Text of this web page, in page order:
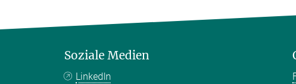
Soziale Medien
LinkedIn